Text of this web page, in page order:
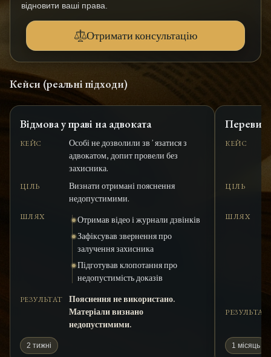
відновити ваші права.
Отримати консультацію
Кейси (реальні підходи)
Відмова у праві на адвоката
КЕЙС
Особі не дозволили звʼязатися з
адвокатом, допит провели без
захисника.
ЦІЛЬ
Визнати отримані пояснення
недопустимими.
ШЛЯХ
Отримав відео і журнали дзвінків
Зафіксував звернення про
залучення захисника
Підготував клопотання про
недопустимість доказів
РЕЗУЛЬТАТ
Пояснення не використано.
Матеріали визнано
недопустимими.
2 тижні
КЕЙС
ЦІЛЬ
ШЛЯХ
РЕЗУЛЬТАТ
1 місяць